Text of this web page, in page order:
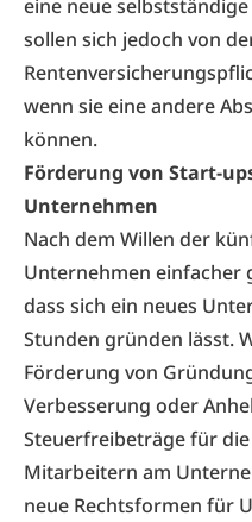
eine neue
sollen sich jedoch von
wenn sie eine andere
können.
Förderung von Start-
Unternehmen
Nach dem Willen der
Unternehmen einfacher
dass sich ein neues
Stunden gründen lässt.
Förderung von
Verbesserung oder
Steuerfreibeträge für
Mitarbeitern am
neue Rechtsformen für